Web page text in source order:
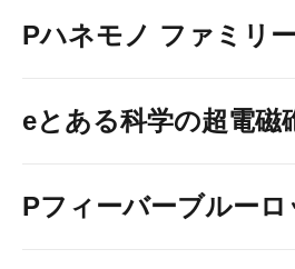
Pハネモノ ファミリ
eとある科学の超電磁
Pフィーバーブルー